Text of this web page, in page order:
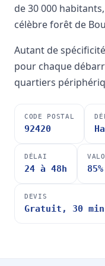
de 30 000
célèbre forêt de
Autant de
pour chaque
quartiers
CODE POSTAL
92420
DÉLAI
24 à 48h
DEVIS
Gratuit, 30 min